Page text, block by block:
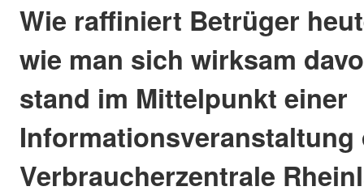
Wie raffiniert Betrüger
wie man sich wirksam
stand im Mittelpunkt einer
Informationsveranstaltung
Verbraucherzentrale